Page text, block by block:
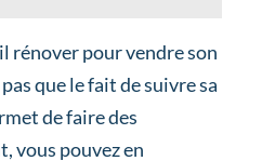
rénover pour vendre son
que le fait de suivre sa
de faire des
vous pouvez en